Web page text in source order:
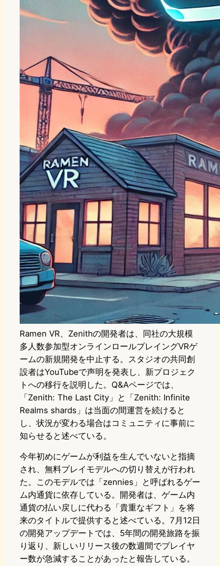
Ramen VR、Zenithの開発者は、同社の大規模
多人数参加型オンラインロールプレイングVRゲ
ームの新規開発を中止する。スタジオの共同創
設者はYouTubeで声明を発表し、新プロジェク
トへの移行を説明した。Q&Aページでは、
「Zenith: The Last City」と「Zenith: Infinite
Realms shards」は当面の間運営を続けると
し、状況が変わる場合はコミュニティに事前に
知らせると述べている。
今年初めにゲームが利益を生んでいないと指摘
され、無料プレイモデルへの切り替えが行われ
た。このモデルでは「zennies」と呼ばれるゲー
ム内通貨に依存している。開発者は、ゲーム内
通貨の払い戻しに代わる「貴重なギフト」を将
来のタイトルで提供すると述べている。7月12日
の開発アップデートでは、5年間の開発旅路を振
り返り、新しいリリース後の数週間でプレイヤ
ー数が急減することがあったと報告している。